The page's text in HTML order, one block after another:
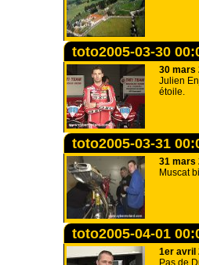
toto2005-03-30
30 mars
Julien
étoile.
toto2005-03-31
31 mars
Muscat
toto2005-04-01
1er avril
Pas de